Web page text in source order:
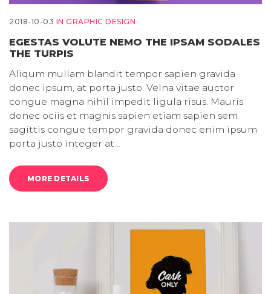
2018-10-03 IN GRAPHIC DESIGN
EGESTAS VOLUTE NEMO THE IPSAM SODALES
THE TURPIS
Aliqum mullam blandit tempor sapien gravida
donec ipsum, at porta justo. Velna vitae auctor
congue magna nihil impedit ligula risus. Mauris
donec ociis et magnis sapien etiam sapien sem
sagittis congue tempor gravida donec enim ipsum
porta justo integer at…
MORE DETAILS